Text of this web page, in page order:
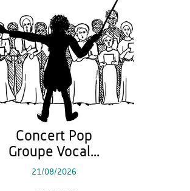
Concert Pop
Groupe Vocal...
21/08/2026